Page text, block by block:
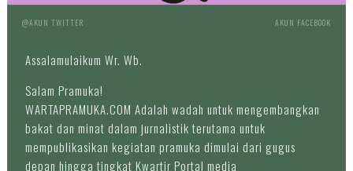
@AKUN TWITTER AKUN FACEBOOK
Assalamulaikum Wr. Wb.
Salam Pramuka!
WARTAPRAMUKA.COM Adalah wadah untuk mengembangkan
bakat dan minat dalam jurnalistik terutama untuk
mempublikasikan kegiatan pramuka dimulai dari gugus
depan hingga tingkat Kwartir Portal media